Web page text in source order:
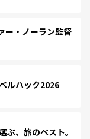
ー・ノーラン監督
ルハック2026
、旅のベスト。